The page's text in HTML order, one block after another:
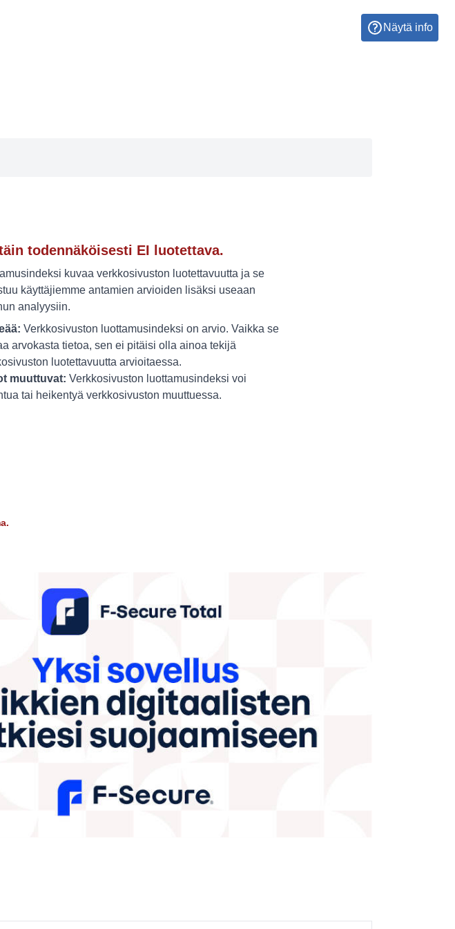
Näytä info
todennäköisesti EI luotettava.
kuvaa verkkosivuston luotettavuutta ja se
käyttäjiemme antamien arvioiden lisäksi useaan
analyysiin.
Verkkosivuston luottamusindeksi on arvio. Vaikka se
arvokasta tietoa, sen ei pitäisi olla ainoa tekijä
luotettavuutta arvioitaessa.
muuttuvat: Verkkosivuston luottamusindeksi voi
tai heikentyä verkkosivuston muuttuessa.